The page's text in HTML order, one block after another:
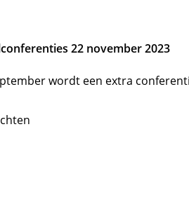
22 november 2023
wordt een extra